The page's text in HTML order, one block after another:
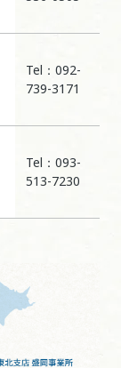
Tel：092-
739-3171
Tel：093-
513-7230